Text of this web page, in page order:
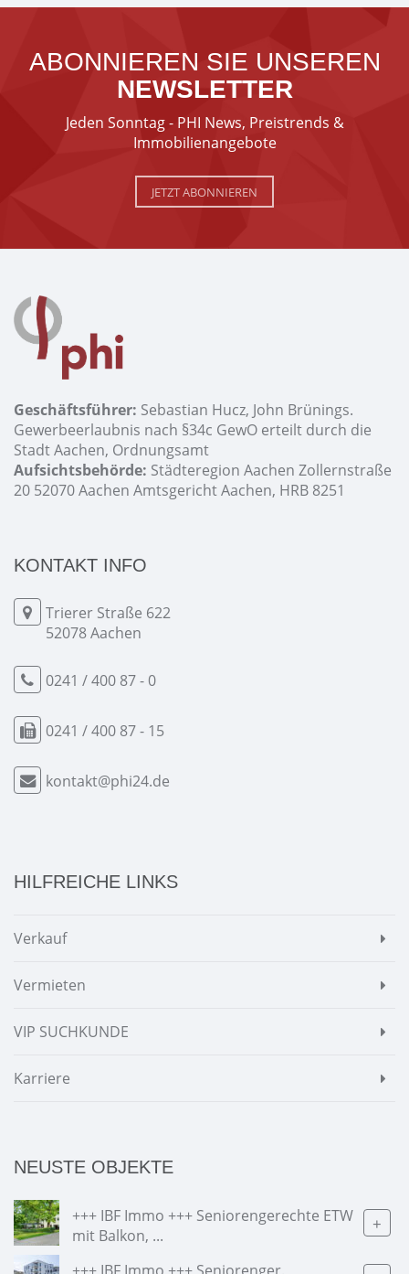
ABONNIEREN SIE UNSEREN
NEWSLETTER
Jeden Sonntag - PHI News, Preistrends &
Immobilienangebote
JETZT ABONNIEREN
Geschäftsführer: Sebastian Hucz, John Brünings.
Gewerbeerlaubnis nach §34c GewO erteilt durch die
Stadt Aachen, Ordnungsamt
Aufsichtsbehörde: Städteregion Aachen Zollernstraße
20 52070 Aachen Amtsgericht Aachen, HRB 8251
KONTAKT INFO
Trierer Straße 622
52078 Aachen
0241 / 400 87 - 0
0241 / 400 87 - 15
kontakt@phi24.de
HILFREICHE LINKS
Verkauf
Vermieten
VIP SUCHKUNDE
Karriere
NEUSTE OBJEKTE
+++ IBF Immo +++ Seniorengerechte ETW
mit Balkon, ...
+